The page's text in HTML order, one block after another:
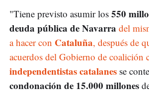
"Tiene previsto asumir los 550
deuda pública de Navarra del
a hacer con Cataluña, después de
acuerdos del Gobierno de coalición
independentistas catalanes se
condonación de 15.000 millones